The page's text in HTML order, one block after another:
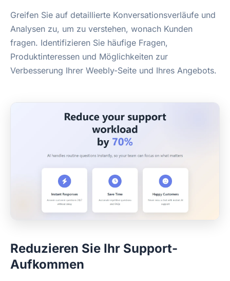
Greifen Sie auf detaillierte Konversationsverläufe und
Analysen zu, um zu verstehen, wonach Kunden
fragen. Identifizieren Sie häufige Fragen,
Produktinteressen und Möglichkeiten zur
Verbesserung Ihrer Weebly-Seite und Ihres Angebots.
Reduzieren Sie Ihr Support-
Aufkommen